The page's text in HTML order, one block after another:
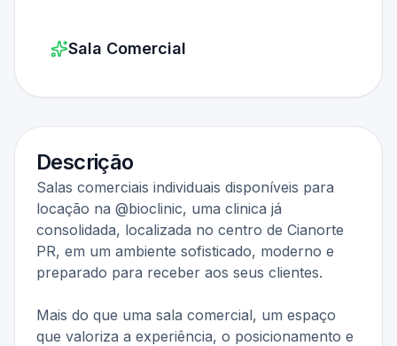
Sala Comercial
Descrição
Salas comerciais individuais disponíveis para
locação na @bioclinic, uma clinica já
consolidada, localizada no centro de Cianorte
PR, em um ambiente sofisticado, moderno e
preparado para receber aos seus clientes.
Mais do que uma sala comercial, um espaço
que valoriza a experiência, o posicionamento e